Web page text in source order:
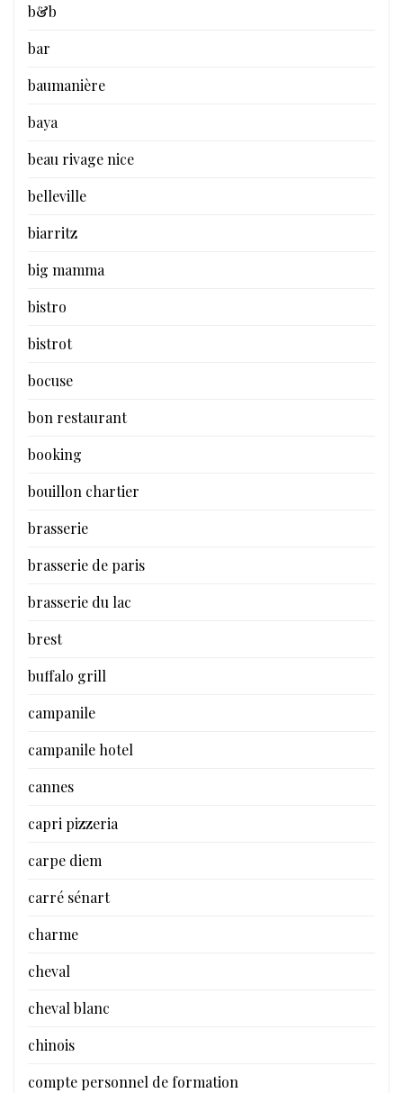
b&b
bar
baumanière
baya
beau rivage nice
belleville
biarritz
big mamma
bistro
bistrot
bocuse
bon restaurant
booking
bouillon chartier
brasserie
brasserie de paris
brasserie du lac
brest
buffalo grill
campanile
campanile hotel
cannes
capri pizzeria
carpe diem
carré sénart
charme
cheval
cheval blanc
chinois
compte personnel de formation